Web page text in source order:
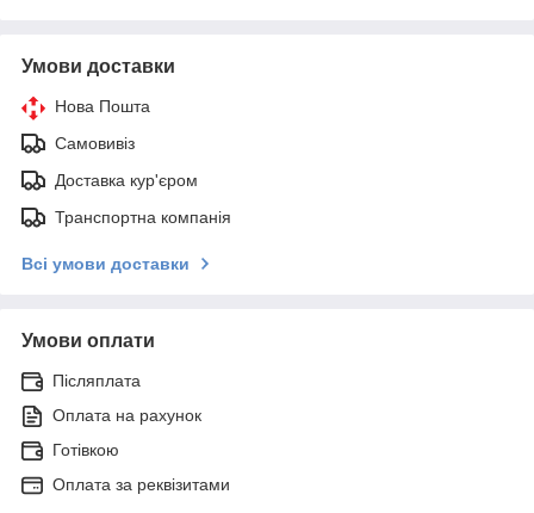
Умови доставки
Нова Пошта
Самовивіз
Доставка кур'єром
Транспортна компанія
Всі умови доставки
Умови оплати
Післяплата
Оплата на рахунок
Готівкою
Оплата за реквізитами